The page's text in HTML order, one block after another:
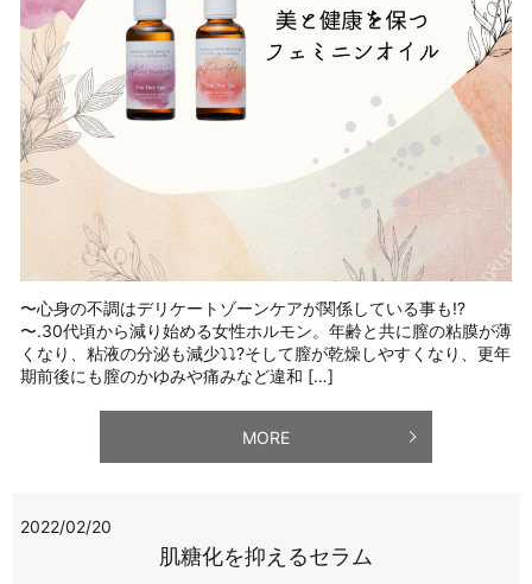
〜心身の不調はデリケートゾーンケアが関係している事も⁉️
〜.30代頃から減り始める女性ホルモン。年齢と共に膣の粘膜が薄
くなり、粘液の分泌も減少⤵︎⤵︎?そして膣が乾燥しやすくなり、更年
期前後にも膣のかゆみや痛みなど違和 […]
MORE
2022/02/20
肌糖化を抑えるセラム